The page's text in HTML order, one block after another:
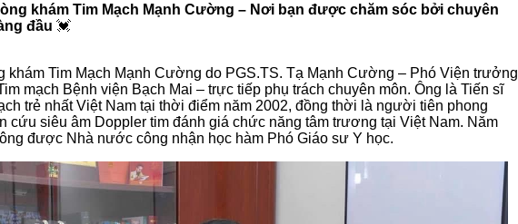
khám Tim Mạch Mạnh Cường – Nơi bạn được chăm sóc bởi chuyên
đầu 💓
khám Tim Mạch Mạnh Cường do PGS.TS. Tạ Mạnh Cường – Phó Viện trưởng
mạch Bệnh viện Bạch Mai – trực tiếp phụ trách chuyên môn. Ông là Tiến sĩ
trẻ nhất Việt Nam tại thời điểm năm 2002, đồng thời là người tiên phong
cứu siêu âm Doppler tim đánh giá chức năng tâm trương tại Việt Nam. Năm
được Nhà nước công nhận học hàm Phó Giáo sư Y học.